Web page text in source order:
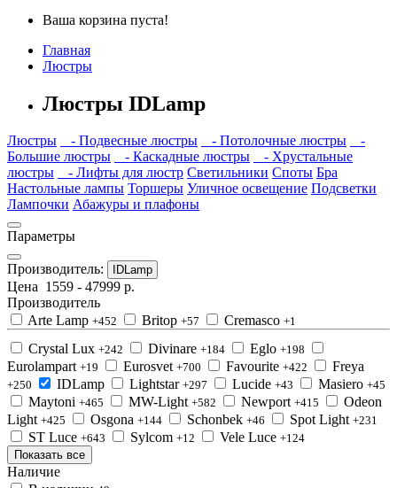
Ваша корзина пуста!
Главная
Люстры
Люстры IDLamp
Люстры - Подвесные люстры - Потолочные люстры
-
Большие люстры
- Каскадные люстры
- Хрустальные
люстры
- Лифты для люстр Светильники Споты Бра
Настольные лампы Торшеры Уличное освещение Подсветки
Лампочки Абажуры и плафоны
Параметры
Производитель: IDLamp
Цена 1559 - 47999 р.
Производитель
Arte Lamp +452 Britop +57 Cremasco +1
Crystal Lux +242 Divinare +184 Eglo +198
Eurolampart +19 Eurosvet +700 Favourite +422 Freya
+250 IDLamp Lightstar +297 Lucide +43 Masiero +45
Maytoni +465 MW-Light +582 Newport +415
Odeon
Light +425 Osgona +144 Schonbek +46 Spot Light +231
ST Luce +643 Sylcom +12 Vele Luce +124
Показать все
Наличие